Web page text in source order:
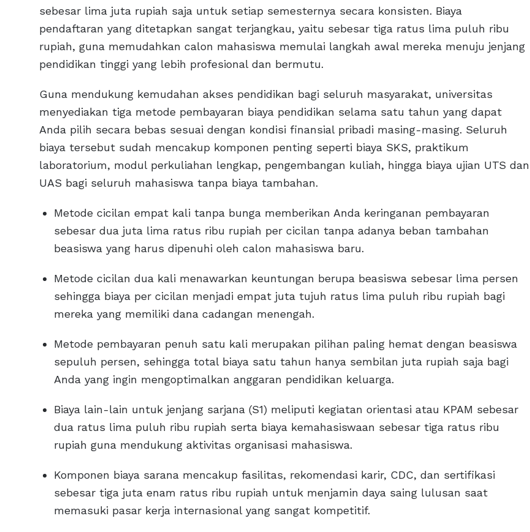
sebesar lima juta rupiah saja untuk setiap semesternya secara konsisten. Biaya
pendaftaran yang ditetapkan sangat terjangkau, yaitu sebesar tiga ratus lima puluh ribu
rupiah, guna memudahkan calon mahasiswa memulai langkah awal mereka menuju jenjang
pendidikan tinggi yang lebih profesional dan bermutu.
Guna mendukung kemudahan akses pendidikan bagi seluruh masyarakat, universitas
menyediakan tiga metode pembayaran biaya pendidikan selama satu tahun yang dapat
Anda pilih secara bebas sesuai dengan kondisi finansial pribadi masing-masing. Seluruh
biaya tersebut sudah mencakup komponen penting seperti biaya SKS, praktikum
laboratorium, modul perkuliahan lengkap, pengembangan kuliah, hingga biaya ujian UTS dan
UAS bagi seluruh mahasiswa tanpa biaya tambahan.
Metode cicilan empat kali tanpa bunga memberikan Anda keringanan pembayaran
sebesar dua juta lima ratus ribu rupiah per cicilan tanpa adanya beban tambahan
beasiswa yang harus dipenuhi oleh calon mahasiswa baru.
Metode cicilan dua kali menawarkan keuntungan berupa beasiswa sebesar lima persen
sehingga biaya per cicilan menjadi empat juta tujuh ratus lima puluh ribu rupiah bagi
mereka yang memiliki dana cadangan menengah.
Metode pembayaran penuh satu kali merupakan pilihan paling hemat dengan beasiswa
sepuluh persen, sehingga total biaya satu tahun hanya sembilan juta rupiah saja bagi
Anda yang ingin mengoptimalkan anggaran pendidikan keluarga.
Biaya lain-lain untuk jenjang sarjana (S1) meliputi kegiatan orientasi atau KPAM sebesar
dua ratus lima puluh ribu rupiah serta biaya kemahasiswaan sebesar tiga ratus ribu
rupiah guna mendukung aktivitas organisasi mahasiswa.
Komponen biaya sarana mencakup fasilitas, rekomendasi karir, CDC, dan sertifikasi
sebesar tiga juta enam ratus ribu rupiah untuk menjamin daya saing lulusan saat
memasuki pasar kerja internasional yang sangat kompetitif.